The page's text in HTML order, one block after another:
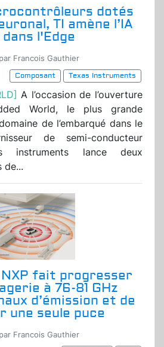
dotés
TI amène l’IA
l'Edge
Francois Gauthier
Composant
Texas Instruments
A l’occasion de l’ouverture
World, le plus grande
de l’embarqué dans le
de semi-conducteur
instruments lance deux
de...
fait progresser
à 76-81 GHz
d’émission et de
une seule puce
Francois Gauthier